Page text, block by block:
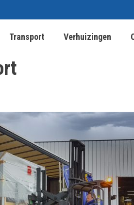
Transport Verhuizingen